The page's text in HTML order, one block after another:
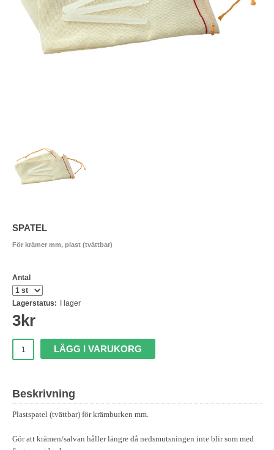
SPATEL
För krämer mm, plast (tvättbar)
Antal
Lagerstatus: I lager
3kr
LÄGG I VARUKORG
Beskrivning
Plastspatel (tvättbar) för krämburken mm.
Gör att krämen/salvan håller längre då nedsmutsningen inte blir som med